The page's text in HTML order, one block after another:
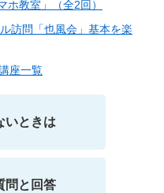
ホ教室」（全2回）
訪問「也風会」基本を楽
座一覧
いときは
問と回答